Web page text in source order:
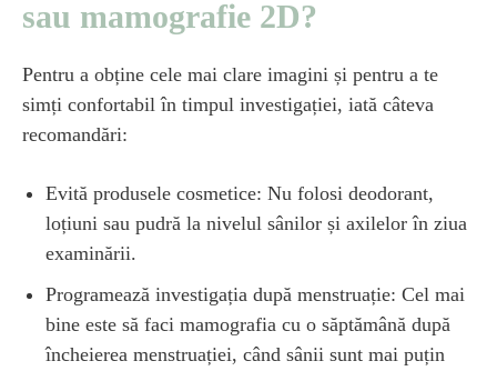
sau mamografie 2D?
Pentru a obține cele mai clare imagini și pentru a te
simți confortabil în timpul investigației, iată câteva
recomandări:
Evită produsele cosmetice: Nu folosi deodorant,
loțiuni sau pudră la nivelul sânilor și axilelor în ziua
examinării.
Programează investigația după menstruație: Cel mai
bine este să faci mamografia cu o săptămână după
încheierea menstruației, când sânii sunt mai puțin